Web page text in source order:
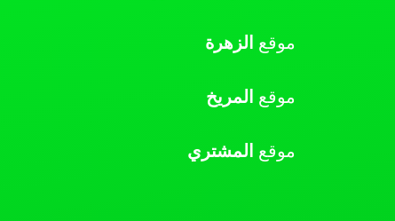
موقع الزهرة
موقع المريخ
موقع المشتري